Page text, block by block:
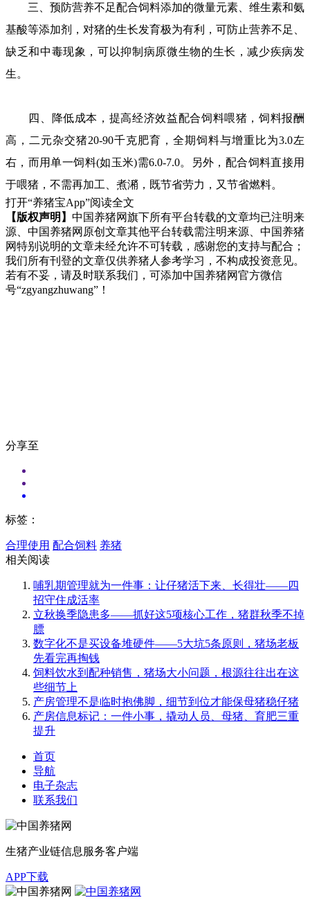
三、预防营养不足配合饲料添加的微量元素、维生素和氨
基酸等添加剂，对猪的生长发育极为有利，可防止营养不足、
缺乏和中毒现象，可以抑制病原微生物的生长，减少疾病发
生。
四、降低成本，提高经济效益配合饲料喂猪，饲料报酬
高，二元杂交猪20-90千克肥育，全期饲料与增重比为3.0左
右，而用单一饲料(如玉米)需6.0-7.0。另外，配合饲料直接用
于喂猪，不需再加工、煮潲，既节省劳力，又节省燃料。
打开“养猪宝App”阅读全文
【版权声明】 中国养猪网旗下所有平台转载的文章均已注明来
源、中国养猪网原创文章其他平台转载需注明来源、中国养猪
网特别说明的文章未经允许不可转载，感谢您的支持与配合；
我们所有刊登的文章仅供养猪人参考学习，不构成投资意见。
若有不妥，请及时联系我们，可添加中国养猪网官方微信
号“zgyangzhuwang”！
分享至
标签：
合理使用 配合饲料 养猪
相关阅读
哺乳期管理就为一件事：让仔猪活下来、长得壮——四
招守住成活率
立秋换季隐患多——抓好这5项核心工作，猪群秋季不掉
膘
数字化不是买设备堆硬件——5大坑5条原则，猪场老板
先看完再掏钱
饲料饮水到配种销售，猪场大小问题，根源往往出在这
些细节上
产房管理不是临时抱佛脚，细节到位才能保母猪稳仔猪
产房信息标记：一件小事，撬动人员、母猪、育肥三重
提升
首页
导航
电子杂志
联系我们
生猪产业链信息服务客户端
APP下载